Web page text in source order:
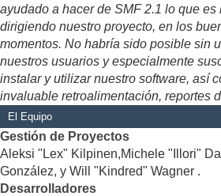
ayudado a hacer de SMF 2.1 lo que es
dirigiendo nuestro proyecto, en los
momentos. No habría sido posible sin
nuestros usuarios y especialmente
instalar y utilizar nuestro software, así
invaluable retroalimentación, reportes
El Equipo
Gestión de Proyectos
Aleksi "Lex" Kilpinen,Michele "Illori"
González, y Will "Kindred" Wagner .
Desarrolladores